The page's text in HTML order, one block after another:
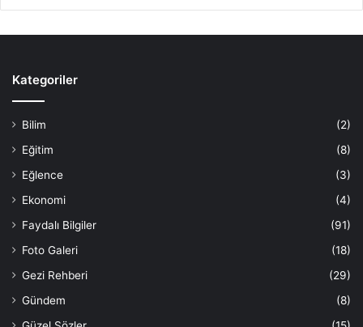
Kategoriler
Bilim
(2)
Eğitim
(8)
Eğlence
(3)
Ekonomi
(4)
Faydalı Bilgiler
(91)
Foto Galeri
(18)
Gezi Rehberi
(29)
Gündem
(8)